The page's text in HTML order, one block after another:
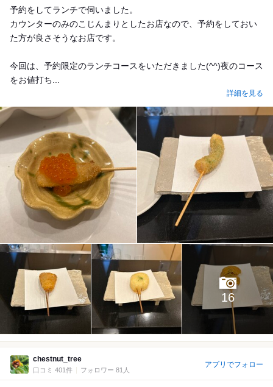
予約をしてランチで伺いました。
カウンターのみのこじんまりとしたお店なので、予約をしておい
た方が良さそうなお店です。
今回は、予約限定のランチコースをいただきました(^^)夜のコース
をお値打ち...
詳細を見る
16
chestnut_tree
口コミ 401件 フォロワー 81人
アプリでフォロー